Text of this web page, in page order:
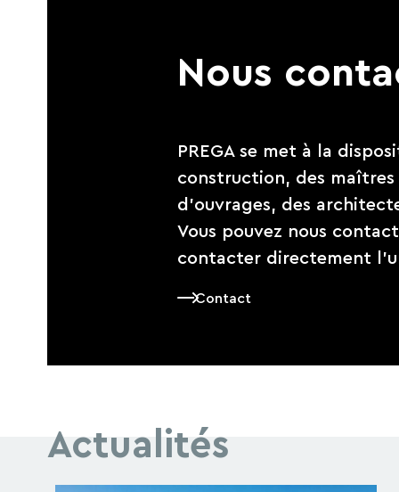
Nous
PREGA se met à la
construction, des
d’ouvrages, des
Vous pouvez nous
contacter directement
Contact
Actualités